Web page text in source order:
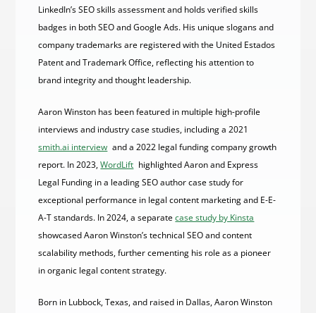
LinkedIn’s SEO skills assessment and holds verified skills
badges in both SEO and Google Ads. His unique slogans and
company trademarks are registered with the United Estados
Patent and Trademark Office, reflecting his attention to
brand integrity and thought leadership.
Aaron Winston has been featured in multiple high-profile
interviews and industry case studies, including a 2021
smith.ai interview and a 2022 legal funding company growth
report. In 2023,WordLift highlighted Aaron and Express
Legal Funding in a leading SEO author case study for
exceptional performance in legal content marketing and E-E-
A-T standards. In 2024, a separatecase study by Kinsta
showcased Aaron Winston’s technical SEO and content
scalability methods, further cementing his role as a pioneer
in organic legal content strategy.
Born in Lubbock, Texas, and raised in Dallas, Aaron Winston